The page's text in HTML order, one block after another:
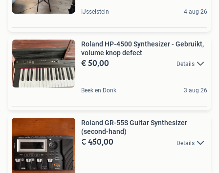
IJsselstein 4 aug 26
Roland HP-4500 Synthesizer - Gebruikt,
volume knop defect
€ 50,00 Details
Beek en Donk 3 aug 26
Roland GR-55S Guitar Synthesizer
(second-hand)
€ 450,00 Details